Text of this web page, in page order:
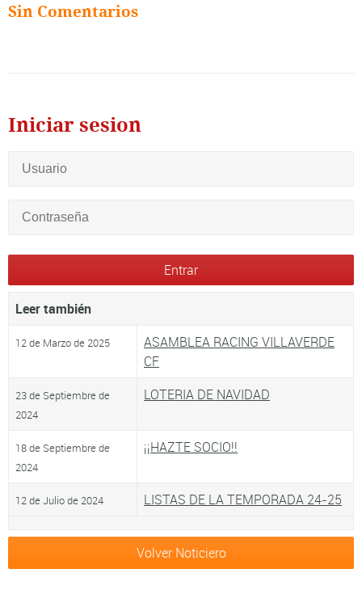
Sin Comentarios
Iniciar sesion
Leer también
12 de Marzo de 2025
ASAMBLEA RACING VILLAVERDE
CF
23 de Septiembre de
2024
LOTERIA DE NAVIDAD
18 de Septiembre de
2024
¡¡HAZTE SOCIO!!
12 de Julio de 2024 LISTAS DE LA TEMPORADA 24-25
Volver Noticiero